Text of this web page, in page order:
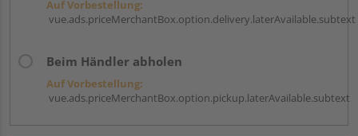
Auf Vorbestellung:
vue.ads.priceMerchantBox.option.delivery.laterAvailable.subtext
Beim Händler abholen
Auf Vorbestellung:
vue.ads.priceMerchantBox.option.pickup.laterAvailable.subtext